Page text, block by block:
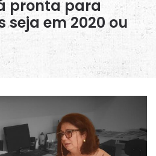
pronta para
seja em 2020 ou